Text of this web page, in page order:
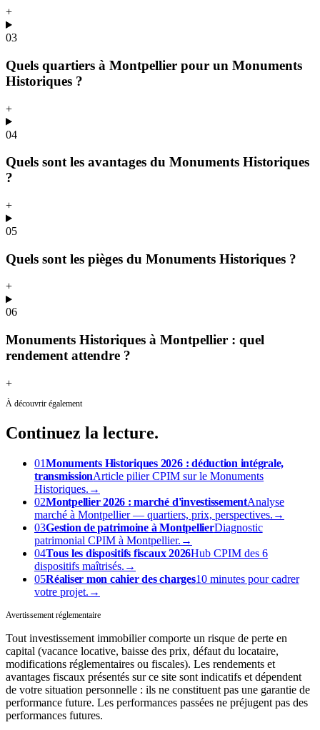
+
03
Quels quartiers à Montpellier pour un Monuments
Historiques ?
+
04
Quels sont les avantages du Monuments Historiques
?
+
05
Quels sont les pièges du Monuments Historiques ?
+
06
Monuments Historiques à Montpellier : quel
rendement attendre ?
+
À découvrir également
Continuez la lecture.
01Monuments Historiques 2026 : déduction intégrale,
transmissionArticle pilier CPIM sur le Monuments
Historiques. →
02Montpellier 2026 : marché d'investissementAnalyse
marché à Montpellier — quartiers, prix, perspectives. →
03Gestion de patrimoine à MontpellierDiagnostic
patrimonial CPIM à Montpellier. →
04Tous les dispositifs fiscaux 2026Hub CPIM des 6
dispositifs maîtrisés. →
05Réaliser mon cahier des charges10 minutes pour cadrer
votre projet. →
Avertissement réglementaire
Tout investissement immobilier comporte un risque de perte en
capital (vacance locative, baisse des prix, défaut du locataire,
modifications réglementaires ou fiscales). Les rendements et
avantages fiscaux présentés sur ce site sont indicatifs et dépendent
de votre situation personnelle : ils ne constituent pas une garantie de
performance future. Les performances passées ne préjugent pas des
performances futures.